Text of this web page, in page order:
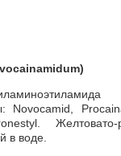
Novocamid,
Желтовато-
в воде.